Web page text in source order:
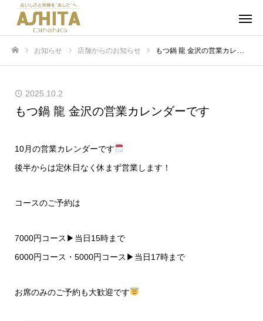
お知らせ 店舗からのお知らせ もつ鍋 龍 金沢の営業カレンダーです
2025.10.2
もつ鍋 龍 金沢の営業カレンダーです
10月の営業カレンダーです
後半からは定休日なく休まず営業します！
コースのご予約は
7000円コース▶︎当日15時まで
6000円コース・5000円コース▶︎当日17時まで
お席のみのご予約も大歓迎です